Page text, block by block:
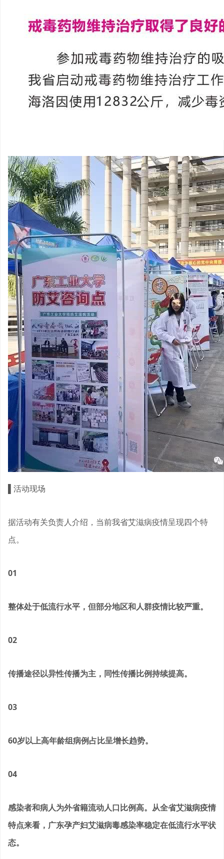
活动现场
据活动有关负责人介绍，当前我省艾滋病疫情呈现四个特
点。
01
整体处于低流行水平，但部分地区和人群疫情比较严重。
02
传播途径以异性传播为主，同性传播比例持续提高。
03
60岁以上高年龄组病例占比呈增长趋势。
04
感染者和病人为外省籍流动人口比例高。从全省艾滋病疫情
特点来看，广东孕产妇艾滋病毒感染率稳定在低流行水平状
态。